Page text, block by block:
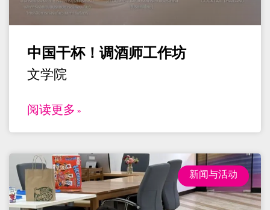
中国干杯！调酒师工作坊
文学院
阅读更多 »
新闻与活动